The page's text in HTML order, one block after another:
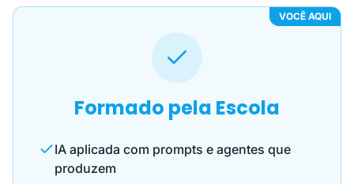
VOCÊ AQUI
Formado pela Escola
IA aplicada com prompts e agentes que
produzem